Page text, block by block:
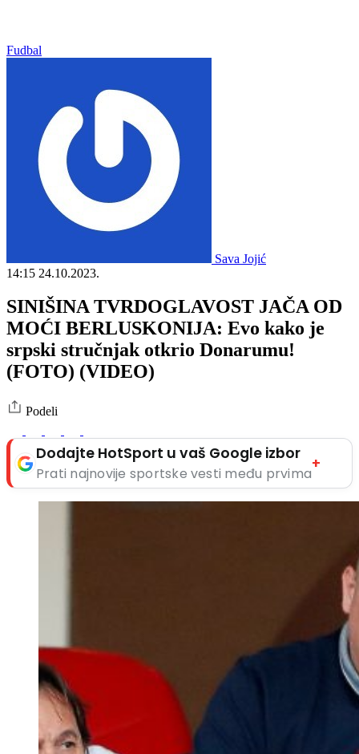
Fudbal
Sava Jojić
14:15 24.10.2023.
SINIŠINA TVRDOGLAVOST JAČA OD
MOĆI BERLUSKONIJA: Evo kako je
srpski stručnjak otkrio Donarumu!
(FOTO) (VIDEO)
Podeli
Dodajte HotSport u vaš Google izbor
Prati najnovije sportske vesti među prvima
+